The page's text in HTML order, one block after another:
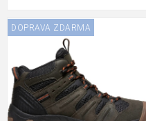
DOPRAVA ZDARMA